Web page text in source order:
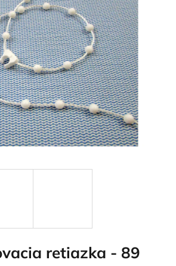
retiazka - 89